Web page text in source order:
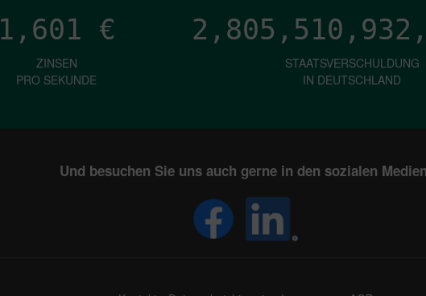
1,601 €
ZINSEN
PRO SEKUNDE
STAATSVERSCHULDUNG
IN DEUTSCHLAND
Und besuchen Sie uns auch gerne in den sozialen